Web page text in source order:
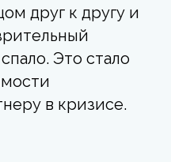
друг к другу и
Это стало
в кризисе.